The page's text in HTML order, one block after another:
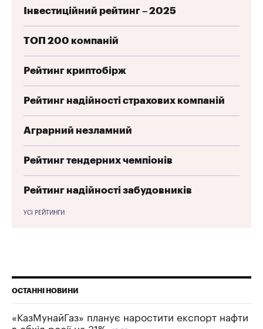
Інвестиційний рейтинг – 2025
ТОП 200 компаній
Рейтинг криптобірж
Рейтинг надійності страхових компаній
Аграрний незламний
Рейтинг тендерних чемпіонів
Рейтинг надійності забудовників
УСІ РЕЙТИНГИ
ОСТАННІ НОВИНИ
«КазМунайГаз» планує наростити експорт нафти